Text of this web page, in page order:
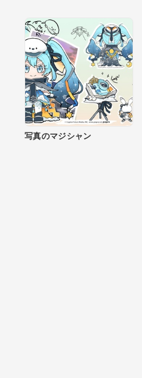
写真のマジシャン